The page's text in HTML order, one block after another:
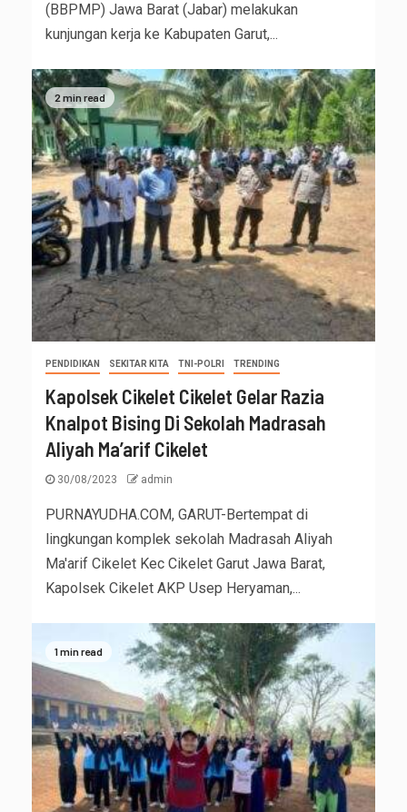
(BBPMP) Jawa Barat (Jabar) melakukan
kunjungan kerja ke Kabupaten Garut,...
2 min read
PENDIDIKAN SEKITAR KITA TNI-POLRI TRENDING
Kapolsek Cikelet Cikelet Gelar Razia
Knalpot Bising Di Sekolah Madrasah
Aliyah Ma’arif Cikelet
30/08/2023 admin
PURNAYUDHA.COM, GARUT-Bertempat di
lingkungan komplek sekolah Madrasah Aliyah
Ma'arif Cikelet Kec Cikelet Garut Jawa Barat,
Kapolsek Cikelet AKP Usep Heryaman,...
1 min read